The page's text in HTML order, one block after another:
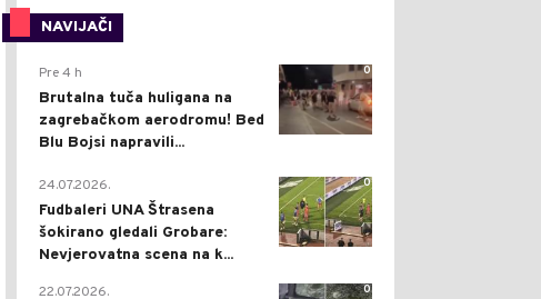
NAVIJAČI
0
Pre 4 h
Brutalna tuča huligana na
zagrebačkom aerodromu! Bed
Blu Bojsi napravili...
0
24.07.2026.
Fudbaleri UNA Štrasena
šokirano gledali Grobare:
Nevjerovatna scena na k...
0
22.07.2026.